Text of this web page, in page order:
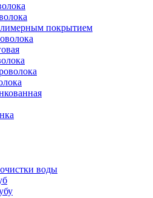
покрытием
воды